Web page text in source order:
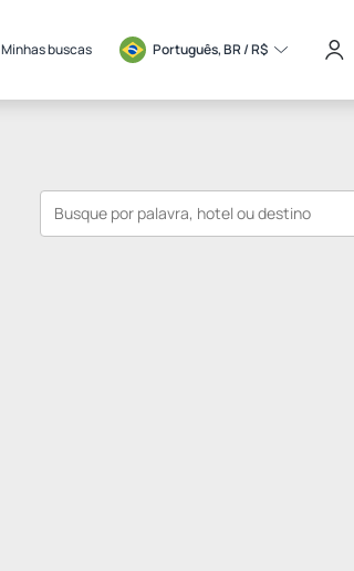
Minhas buscas Português, BR / R$